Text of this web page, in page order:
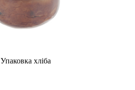
Упаковка хліба